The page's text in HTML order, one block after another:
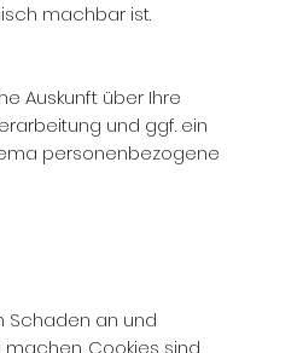
machbar ist.
Auskunft über Ihre
und ggf. ein
personenbezogene
Schaden an und
Cookies sind